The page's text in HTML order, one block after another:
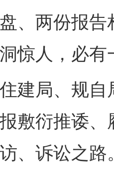
两份报告
惊人，必
局、规自
敷衍推诿
、诉讼之路